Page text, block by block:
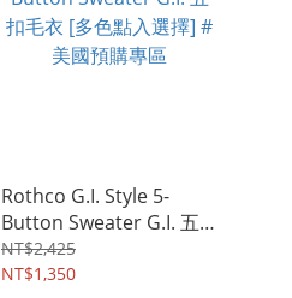
Rothco G.I. Style 5-
Button Sweater G.I. 五
扣毛衣 [多色點入選擇] #
美國預購專區
NT$2,425
NT$1,350